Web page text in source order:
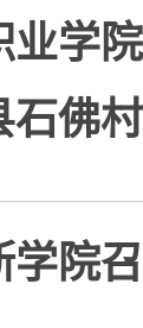
业学
石佛
学院